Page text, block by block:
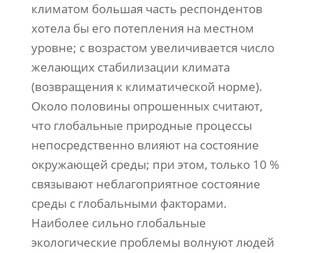
климатом большая часть респондентов
хотела бы его потепления на местном
уровне; с возрастом увеличивается число
желающих стабилизации климата
(возвращения к климатической норме).
Около половины опрошенных считают,
что глобальные природные процессы
непосредственно влияют на состояние
окружающей среды; при этом, только 10 %
связывают неблагоприятное состояние
среды с глобальными факторами.
Наиболее сильно глобальные
экологические проблемы волнуют людей